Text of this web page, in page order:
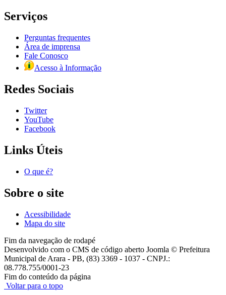
Serviços
Perguntas frequentes
Área de imprensa
Fale Conosco
Acesso à Informação
Redes Sociais
Twitter
YouTube
Facebook
Links Úteis
O que é?
Sobre o site
Acessibilidade
Mapa do site
Fim da navegação de rodapé
Desenvolvido com o CMS de código aberto Joomla © Prefeitura
Municipal de Arara - PB, (83) 3369 - 1037 - CNPJ.:
08.778.755/0001-23
Fim do conteúdo da página
Voltar para o topo